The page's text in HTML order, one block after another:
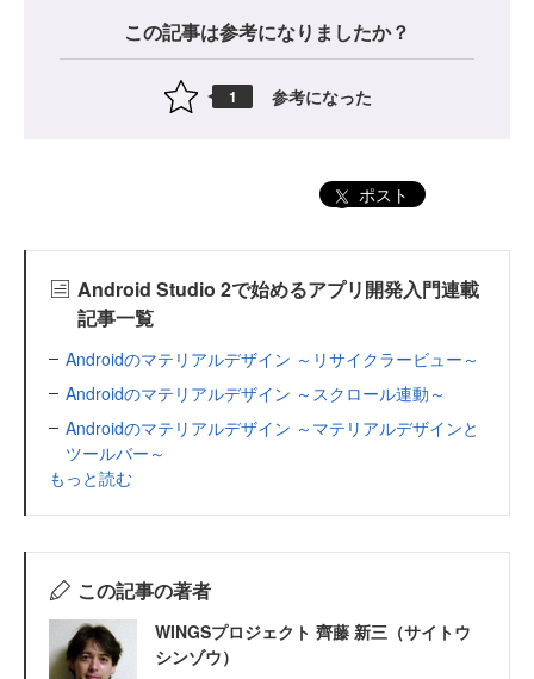
この記事は参考になりましたか？
1 参考になった
ポスト
Android Studio 2で始めるアプリ開発入門連載
記事一覧
Androidのマテリアルデザイン ～リサイクラービュー～
Androidのマテリアルデザイン ～スクロール連動～
Androidのマテリアルデザイン ～マテリアルデザインと
ツールバー～
もっと読む
この記事の著者
WINGSプロジェクト 齊藤 新三（サイトウ
シンゾウ）